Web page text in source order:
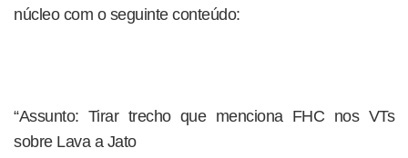
núcleo com o seguinte conteúdo:
“Assunto: Tirar trecho que menciona FHC nos VTs
sobre Lava a Jato